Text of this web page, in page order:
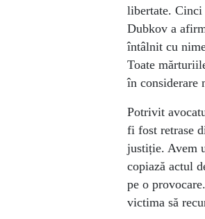
libertate.
Dubkov a
întâlnit cu
Toate
în considerare
Potrivit
fi fost retrase
justiție. Avem
copiază actul
pe o
victima să